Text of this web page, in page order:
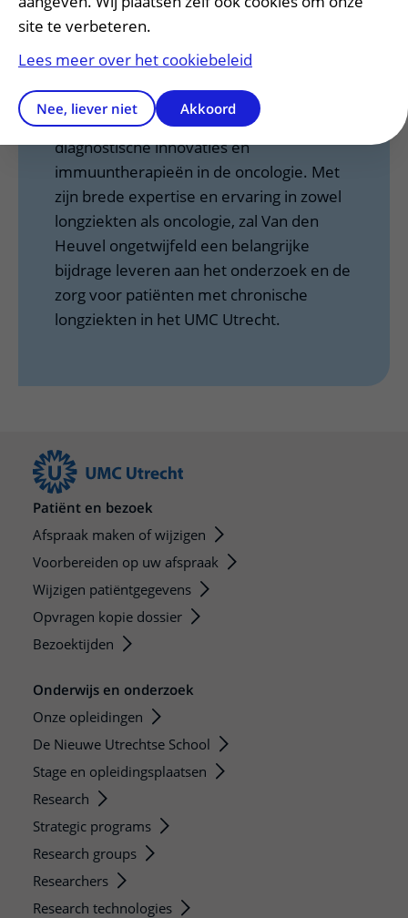
Leeuwenhoek Ziekenhuis, waar hij zich
richtte op thoracale oncologie. In 2017
werd hij hoogleraar Longoncologie en
afdelingshoofd Longziekten in het
Radboudumc, waar hij zich bezighield met
diagnostische innovaties en
immuuntherapieën in de oncologie. Met
zijn brede expertise en ervaring in zowel
longziekten als oncologie, zal Van den
Heuvel ongetwijfeld een belangrijke
bijdrage leveren aan het onderzoek en de
zorg voor patiënten met chronische
longziekten in het UMC Utrecht.
Patiënt en bezoek
Afspraak maken of wijzigen
Voorbereiden op uw afspraak
Wijzigen patiëntgegevens
Opvragen kopie dossier
Bezoektijden
Onderwijs en onderzoek
Onze opleidingen
De Nieuwe Utrechtse School
Stage en opleidingsplaatsen
Research
Strategic programs
Research groups
Researchers
Research technologies
site te verbeteren.
Lees meer over het cookiebeleid
Nee, liever niet Akkoord